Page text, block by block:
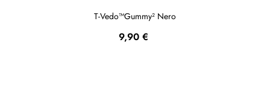
T-Vedo™Gummy² Nero
Prezzo
9,90 €